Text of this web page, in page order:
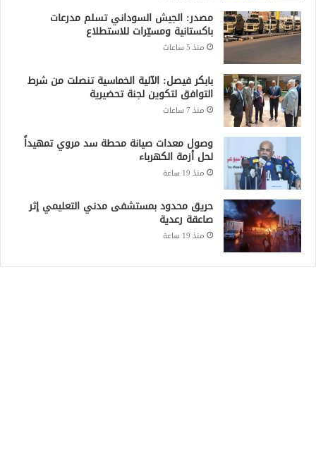
مصدر: الجيش السوداني تسلم مدرعات
باكستانية ومسيّرات للاستطلاع
منذ 5 ساعات
بابكر فيصل: الآلية الخماسية تنصلت من شرط
التوافق لتكوين لجنة تحضيرية
منذ 7 ساعات
وصول معدات صيانة محطة سد مروي تمهيداً
لحل أزمة الكهرباء
منذ 19 ساعة
حريق محدود بمستشفى مدني التعليمي إثر
صاعقة رعدية
منذ 19 ساعة